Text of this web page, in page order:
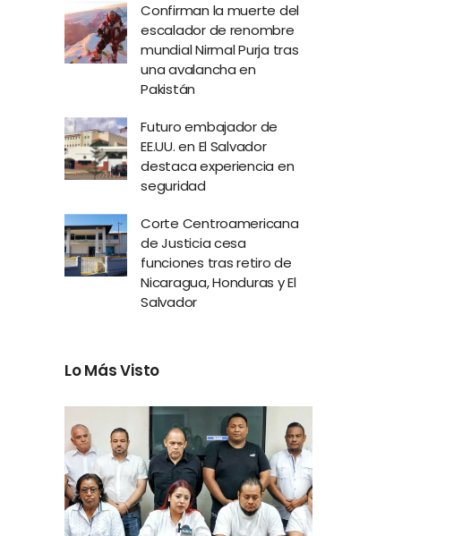
Confirman la muerte del
escalador de renombre
mundial Nirmal Purja tras
una avalancha en
Pakistán
Futuro embajador de
EE.UU. en El Salvador
destaca experiencia en
seguridad
Corte Centroamericana
de Justicia cesa
funciones tras retiro de
Nicaragua, Honduras y El
Salvador
Lo Más Visto